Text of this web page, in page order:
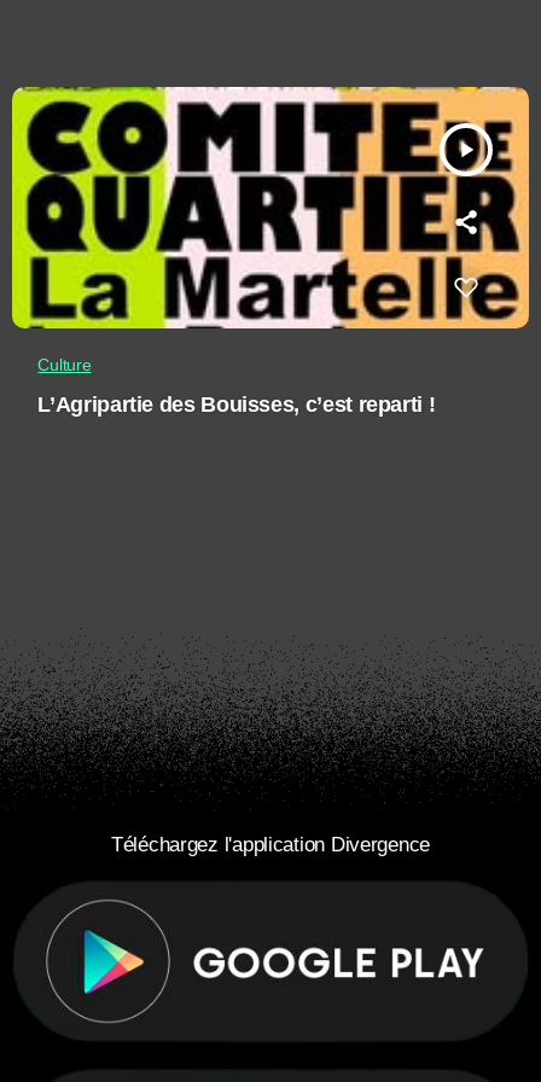
play_arrow
Culture
L’Agripartie des Bouisses, c’est reparti !
Téléchargez l'application Divergence